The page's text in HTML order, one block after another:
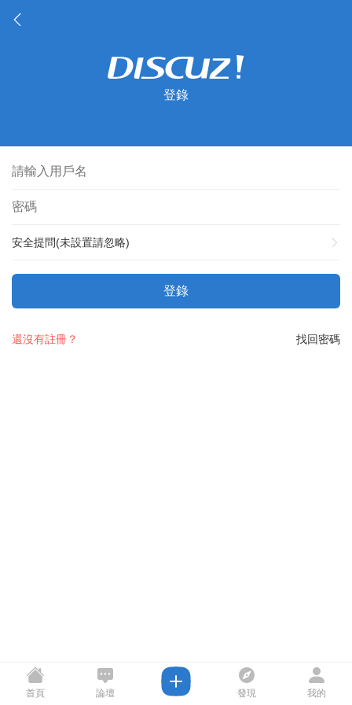
登錄
安全提問(未設置請忽略)
登錄
找回密碼
還沒有註冊？
首頁 論壇 發現 我的